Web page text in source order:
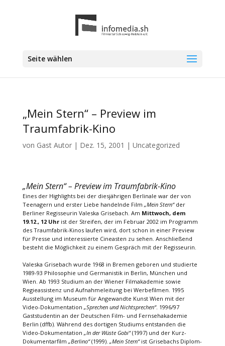
Seite wählen
„Mein Stern“ – Preview im
Traumfabrik-Kino
von Gast Autor| Dez. 15, 2001 | Uncategorized
„Mein Stern“ – Preview im Traumfabrik-Kino
Eines der Highlights bei der diesjährigen Berlinale war der von
Teenagern und erster Liebe handelnde Film „Mein Stern“der
Berliner Regisseurin Valeska Grisebach. Am Mittwoch, dem
19.12., 12 Uhrist der Streifen, der im Februar 2002 im Programm
des Traumfabrik-Kinos laufen wird, dort schon in einer Preview
für Presse und interessierte Cineasten zu sehen. Anschließend
besteht die Möglichkeit zu einem Gespräch mit der Regisseurin.
Valeska Grisebach wurde 1968 in Bremen geboren und studierte
1989-93 Philosophie und Germanistik in Berlin, München und
Wien. Ab 1993 Studium an der Wiener Filmakademie sowie
Regieassistenz und Aufnahmeleitung bei Werbefilmen. 1995
Ausstellung im Museum für Angewandte Kunst Wien mit der
Video-Dokumentation „Sprechen und Nichtsprechen“. 1996/97
Gaststudentin an der Deutschen Film- und Fernsehakademie
Berlin (dffb). Während des dortigen Studiums entstanden die
Video-Dokumentation „In der Wüste Gobi“(1997) und der Kurz-
Dokumentarfilm „Berlino“(1999). „Mein Stern“ist Grisebachs Diplom-